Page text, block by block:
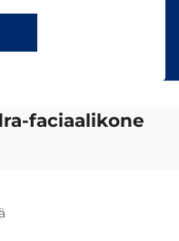
faciaalikone